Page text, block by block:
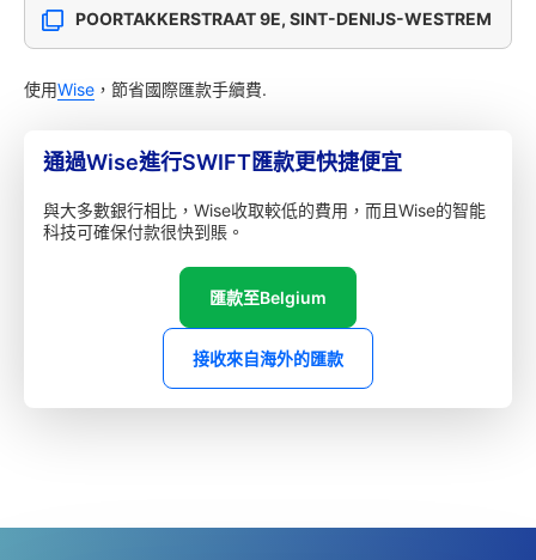
POORTAKKERSTRAAT 9E, SINT-DENIJS-WESTREM
使用Wise ，節省國際匯款手續費.
通過Wise進行SWIFT匯款更快捷便宜
與大多數銀行相比，Wise收取較低的費用，而且Wise的智能
科技可確保付款很快到賬。
匯款至Belgium
接收來自海外的匯款